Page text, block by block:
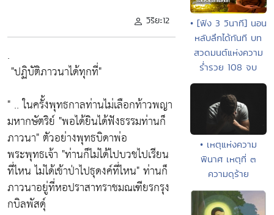
วิริยะ12
.
"ปฏิบัติภาวนาได้ทุกที่"
" .. ในครั้งพุทธกาลท่านไม่เลือกท้าวพญา
มหากษัตริย์ "พอได้ยินได้ฟังธรรมท่านก็
ภาวนา"ตัวอย่างพุทธบิดาพ่อ
พระพุทธเจ้า "ท่านก็ไม่ได้ไปบวชไปเรียน
ที่ไหน ไม่ได้เข้าป่าไปธุดงค์ที่ไหน"ท่านก็
ภาวนาอยู่ที่หอปราสาทราชมณเฑียรกรุง
กบิลพัสดุ์
• [ฟัง 3 วินาที] นอน
หลับลึกได้ทันที บท
สวดมนต์แห่งความ
ร่ำรวย 108 จบ
• เหตุแห่งความ
พินาศ เหตุที่ ๓
ความดุร้าย